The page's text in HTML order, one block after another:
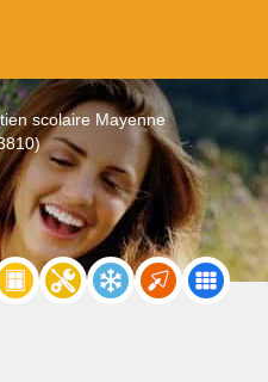
scolaire Mayenne